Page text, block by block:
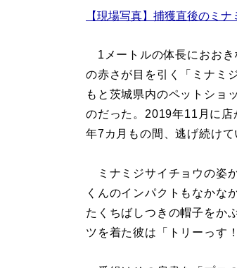
【現場写真】捕獲直後のミナ
1メートルの体長におおき
の赤さが目を引く「ミナミ
もと茨城県内のペットショ
のだった。2019年11月に
年7カ月もの間、逃げ続けて
ミナミジサイチョウの姿
くんのインパクトもなかな
たくちばしつきの帽子をか
ツを着た彼は「トリーっす